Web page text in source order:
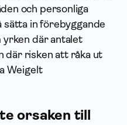
och personliga
sätta in förebyggande
yrken där antalet
där risken att råka ut
Weigelt
orsaken till